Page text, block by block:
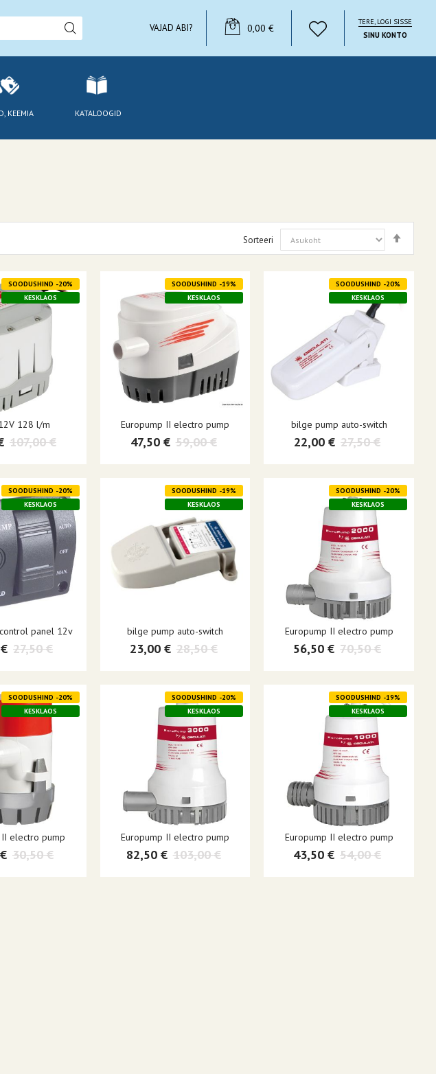
VAJAD ABI? YOUR CART
0,00 €
TERE, LOGI SISSE
SINU KONTO
KEEMIA KATALOOGID
Sorteeri
suunas
SOODUSHIND -20%
KESKLAOS
128 l/m
107,00 €
SOODUSHIND -19%
KESKLAOS
Europump II electro pump
47,50 € 59,00 €
SOODUSHIND -20%
KESKLAOS
bilge pump auto-switch
22,00 € 27,50 €
SOODUSHIND -20%
KESKLAOS
panel 12v
27,50 €
SOODUSHIND -19%
KESKLAOS
bilge pump auto-switch
23,00 € 28,50 €
SOODUSHIND -20%
KESKLAOS
Europump II electro pump
56,50 € 70,50 €
SOODUSHIND -20%
KESKLAOS
electro pump
30,50 €
SOODUSHIND -20%
KESKLAOS
Europump II electro pump
82,50 € 103,00 €
SOODUSHIND -19%
KESKLAOS
Europump II electro pump
43,50 € 54,00 €